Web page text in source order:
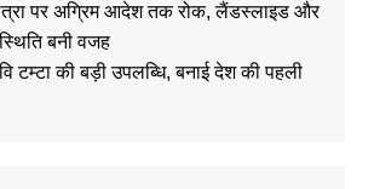
पर अग्रिम आदेश तक रोक, लैंडस्लाइड और
बनी वजह
टम्टा की बड़ी उपलब्धि, बनाई देश की पहली